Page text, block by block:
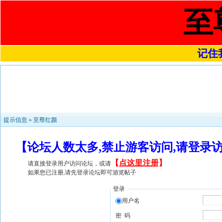
至
记住
提示信息 » 至尊红颜
【论坛人数太多,禁止游客访问,请登
请直接登录用户访问论坛，或请 【 点这里注册】
如果您已注册,请先登录论坛即可游览帖子
登录
用户名
密 码